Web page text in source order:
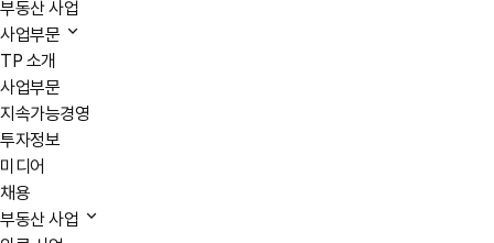
부동산 사업
사업부문
TP 소개
사업부문
지속가능경영
투자정보
미디어
채용
부동산 사업